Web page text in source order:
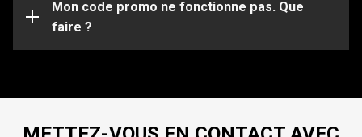
Mon code promo ne fonctionne pas. Que
faire ?
spécifiques, veuillez soumettre une demande à notre
Équipe de Support